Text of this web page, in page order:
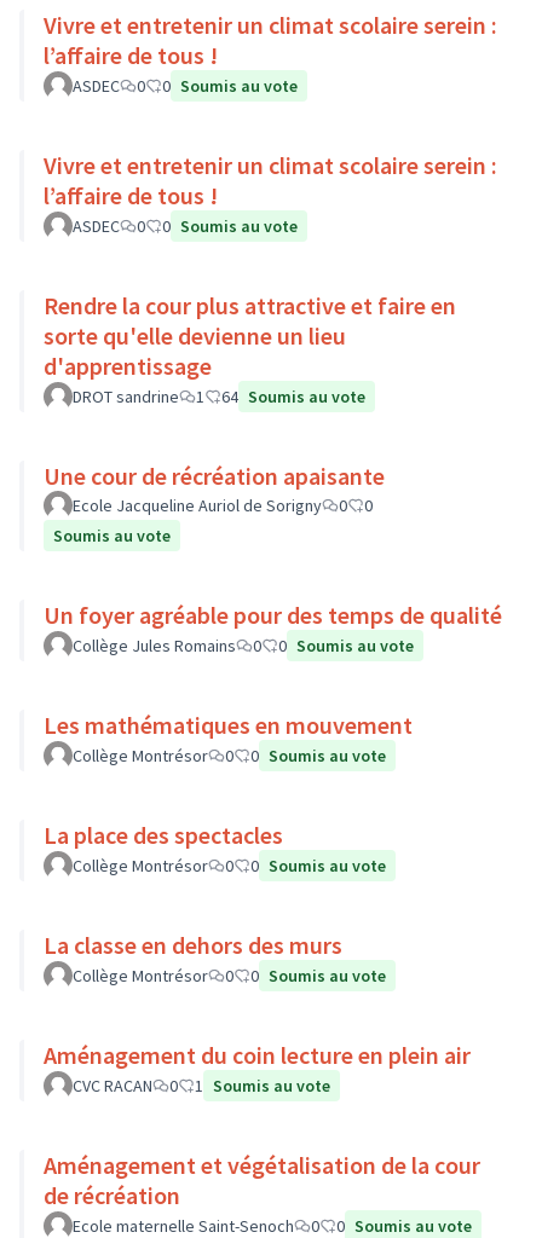
Vivre et entretenir un climat scolaire serein :
l’affaire de tous !
ASDEC 0 0 Soumis au vote
Vivre et entretenir un climat scolaire serein :
l’affaire de tous !
ASDEC 0 0 Soumis au vote
Rendre la cour plus attractive et faire en
sorte qu'elle devienne un lieu
d'apprentissage
DROT sandrine 1 64 Soumis au vote
Une cour de récréation apaisante
Ecole Jacqueline Auriol de Sorigny 0
0
Soumis au vote
Un foyer agréable pour des temps de qualité
Collège Jules Romains 0 0 Soumis au vote
Les mathématiques en mouvement
Collège Montrésor 0 0 Soumis au vote
La place des spectacles
Collège Montrésor 0 0 Soumis au vote
La classe en dehors des murs
Collège Montrésor 0 0 Soumis au vote
Aménagement du coin lecture en plein air
CVC RACAN 0 1 Soumis au vote
Aménagement et végétalisation de la cour
de récréation
Ecole maternelle Saint-Senoch 0 0 Soumis au vote